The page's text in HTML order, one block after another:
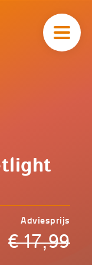
Adviesprijs
€17,99